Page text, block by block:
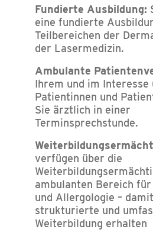
Fundierte Ausbildung:
eine fundierte
Teilbereichen der
der Lasermedizin.
Ambulante
Ihrem und im Interesse
Patientinnen und
Sie ärztlich in einer
Terminsprechstunde.
verfügen über die
ambulanten Bereich
und Allergologie –
strukturierte und
Weiterbildung erhalten